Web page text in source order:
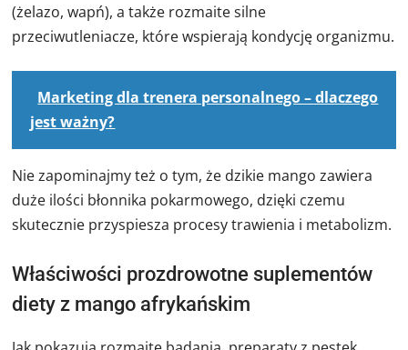
(żelazo, wapń), a także rozmaite silne
przeciwutleniacze, które wspierają kondycję organizmu.
Marketing dla trenera personalnego – dlaczego
jest ważny?
Nie zapominajmy też o tym, że dzikie mango zawiera
duże ilości błonnika pokarmowego, dzięki czemu
skutecznie przyspiesza procesy trawienia i metabolizm.
Właściwości prozdrowotne suplementów
diety z mango afrykańskim